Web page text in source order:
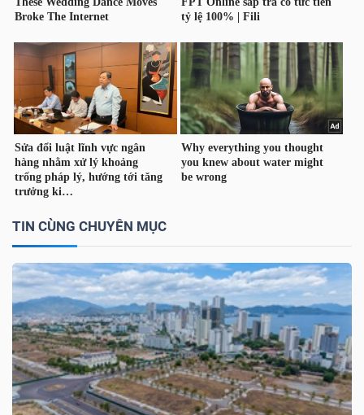
TIN CÙNG CHUYÊN MỤC
YẾU
TIÊU
DÙNG
THIẾT
YẾU
CHĂM
SÓC
SỨC
KHỎE